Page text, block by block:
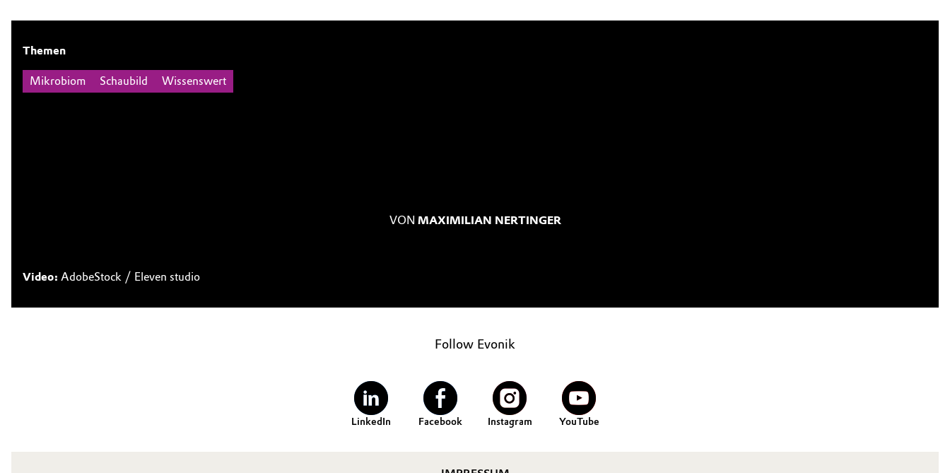
Themen
Mikrobiom Schaubild Wissenswert
VON MAXIMILIAN NERTINGER
Video: AdobeStock / Eleven studio
Follow Evonik
LinkedIn Facebook Instagram YouTube